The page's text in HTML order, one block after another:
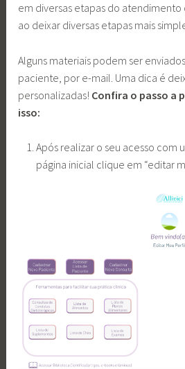
em diversas etapas do
ao deixar diversas etapas mais
Alguns materiais podem ser
paciente, por e-mail. Uma dica é
personalizadas! Confira o passo a
isso:
Após realizar o seu acesso com
página inicial clique em “editar